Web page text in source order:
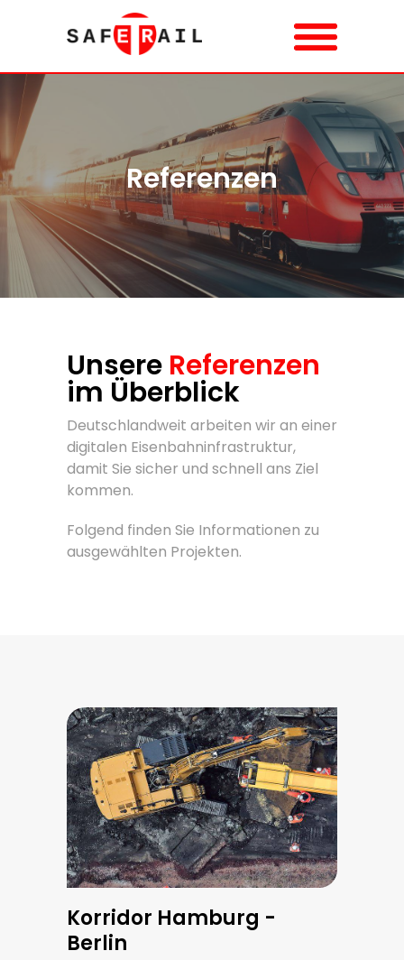
Referenzen
Unsere Referenzen
im Überblick
Deutschlandweit arbeiten wir an einer
digitalen Eisenbahninfrastruktur,
damit Sie sicher und schnell ans Ziel
kommen.
Folgend finden Sie Informationen zu
ausgewählten Projekten.
Korridor Hamburg -
Berlin